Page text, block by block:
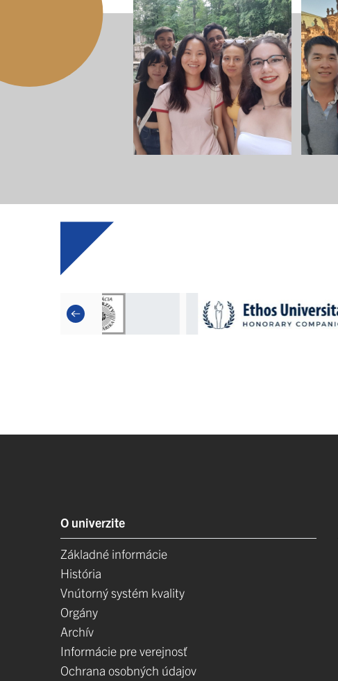
O univerzite
Základné informácie
História
Vnútorný systém kvality
Orgány
Archív
Informácie pre verejnosť
Ochrana osobných údajov